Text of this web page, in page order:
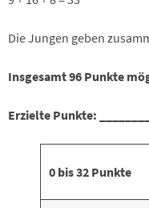
Die Jungen geben
Insgesamt 96 Punkte
Erzielte Punkte:
0 bis 32 Punkte